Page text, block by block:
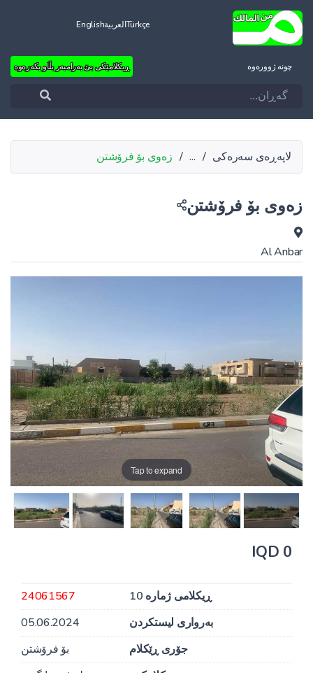
TürkçeالعربيةEnglish
چونه‌ ژووره‌وه‌ ڕیکلامێکی بێ بەرامبەر بڵاو بکەرەوە
لاپەڕەی سەرەکی /
...
/ زەوی بۆ فرۆشتن
زەوی بۆ فرۆشتن
Al Anbar
Tap to expand
0 IQD
ڕیکلامی ژمارە 10
24061567
بەرواری لیستکردن
05.06.2024
جۆری ڕێکلام
بۆ فرۆشتن